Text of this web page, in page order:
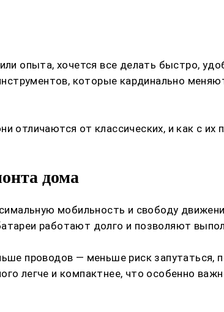
опыта, хочется все делать быстро,
которые кардинально
отличаются от классических, и как с
дома
мобильность и свободу
работают долго и позволяют
проводов — меньше риск запутаться,
легче и компактнее, что особенно